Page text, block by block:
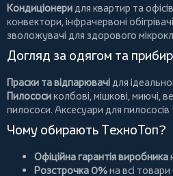
Кондиціонери для квартир та
конвектори, інфрачервоні обігрівачі
зволожувачі для здорового
Догляд за одягом та
Праски та відпарювачі для
Пилососиколбові, мішкові, миючі,
пилососи. Аксесуари для
Чому обирають ТехноТоп?
Офіційна гарантія виробника
Розстрочка 0%на всі